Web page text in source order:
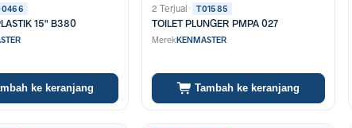
15" B380
ke keranjang
2 Terjual· T01585
TOILET PLUNGER PMPA 027
MerekKENMASTER
Tambah ke keranjang